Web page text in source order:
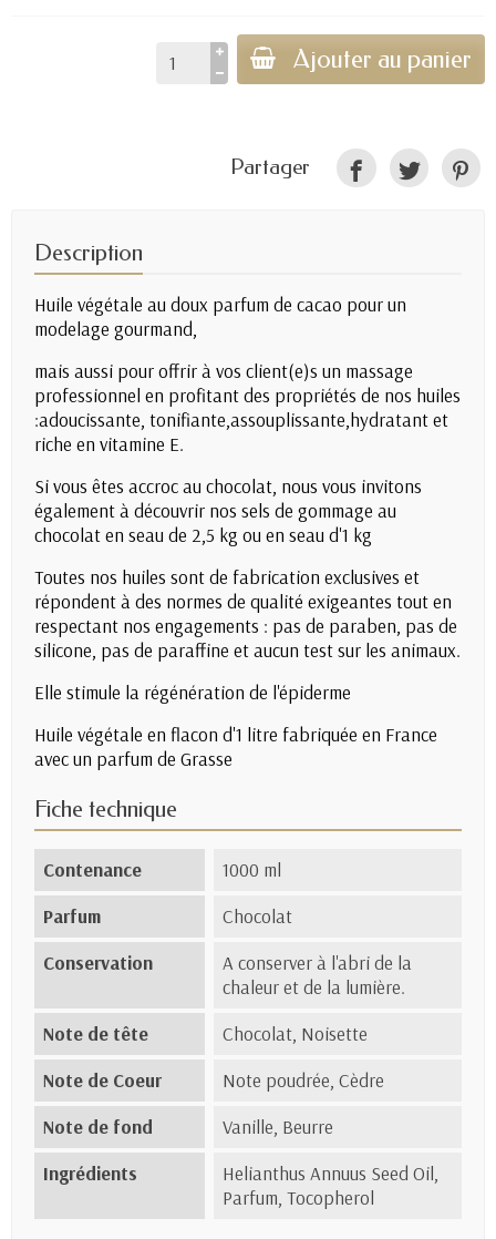
Ajouter au panier
Partager
Description
Huile végétale au doux parfum de cacao pour un
modelage gourmand,
mais aussi pour offrir à vos client(e)s un massage
professionnel en profitant des propriétés de nos huiles
:adoucissante, tonifiante,assouplissante,hydratant et
riche en vitamine E.
Si vous êtes accroc au chocolat, nous vous invitons
également à découvrir nos sels de gommage au
chocolat en seau de 2,5 kg ou en seau d'1 kg
Toutes nos huiles sont de fabrication exclusives et
répondent à des normes de qualité exigeantes tout en
respectant nos engagements : pas de paraben, pas de
silicone, pas de paraffine et aucun test sur les animaux.
Elle stimule la régénération de l'épiderme
Huile végétale en flacon d'1 litre fabriquée en France
avec un parfum de Grasse
Fiche technique
Contenance
1000 ml
Parfum
Chocolat
Conservation
A conserver à l'abri de la
chaleur et de la lumière.
Note de tête
Chocolat, Noisette
Note de Coeur
Note poudrée, Cèdre
Note de fond
Vanille, Beurre
Ingrédients
Helianthus Annuus Seed Oil,
Parfum, Tocopherol